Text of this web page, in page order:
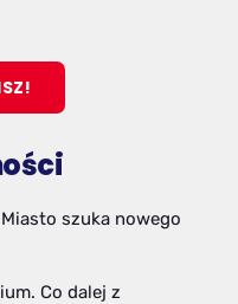
szuka nowego
Co dalej z